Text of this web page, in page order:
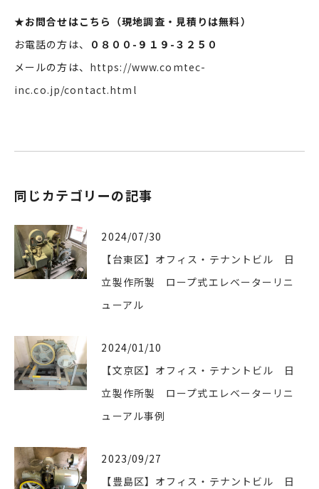
★お問合せはこちら（現地調査・見積りは無料）
お電話の方は、
０８００-９１９-３２５０
メールの方は、 https://www.comtec-
inc.co.jp/contact.html
同じカテゴリーの記事
2024/07/30
【台東区】オフィス・テナントビル 日
立製作所製 ロープ式エレベーターリニ
ューアル
2024/01/10
【文京区】オフィス・テナントビル 日
立製作所製 ロープ式エレベーターリニ
ューアル事例
2023/09/27
【豊島区】オフィス・テナントビル 日